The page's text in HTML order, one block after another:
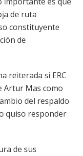
de ruta
constituyente
de
reiterada si ERC
Artur Mas como
del respaldo
quiso responder
de sus